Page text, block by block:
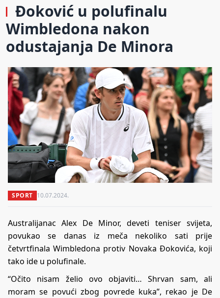
Đoković u polufinalu
Wimbledona nakon
odustajanja De Minora
SPORT 10.07.2024.
Australijanac Alex De Minor, deveti teniser svijeta,
povukao se danas iz meča nekoliko sati prije
četvrtfinala Wimbledona protiv Novaka Đokovića, koji
tako ide u polufinale.
“Očito nisam želio ovo objaviti… Shrvan sam, ali
moram se povući zbog povrede kuka”, rekao je De